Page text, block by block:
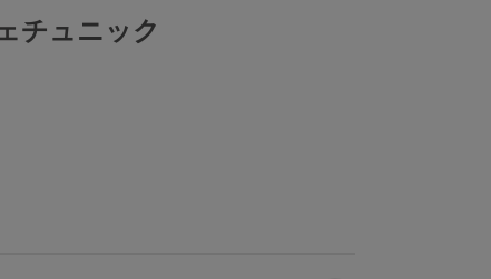
チュニック